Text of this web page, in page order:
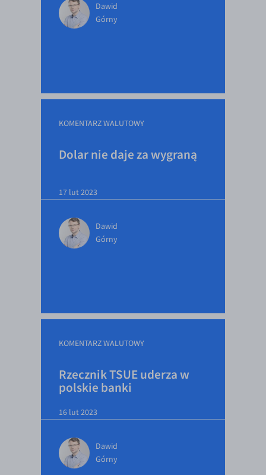
Dawid
Górny
KOMENTARZ WALUTOWY
Dolar nie daje za wygraną
17 lut 2023
Dawid
Górny
KOMENTARZ WALUTOWY
Rzecznik TSUE uderza w
polskie banki
16 lut 2023
Dawid
Górny